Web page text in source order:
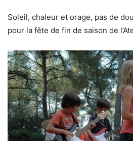
Soleil, chaleur et orage, pas de
pour la fête de fin de saison de